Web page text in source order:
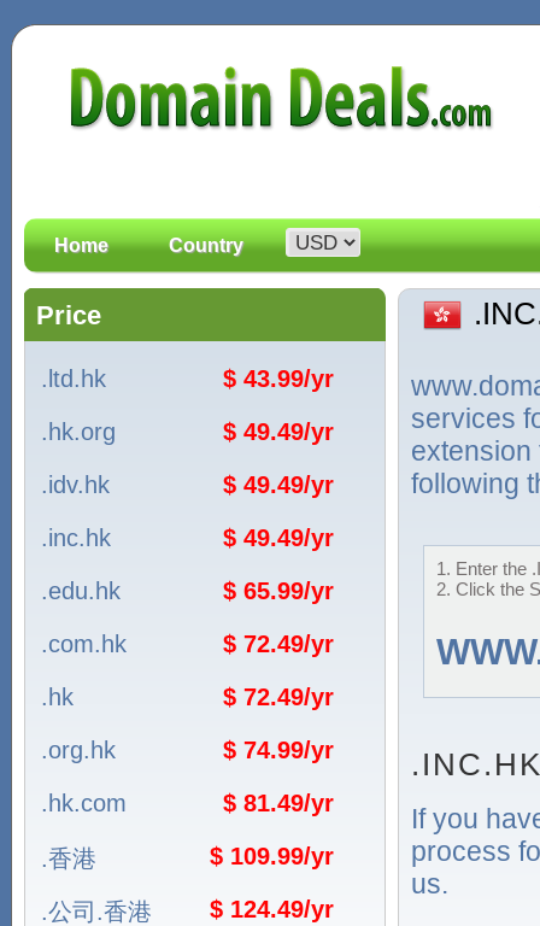
Home Country
Price
.ltd.hk
$ 43.99/yr
.hk.org
$ 49.49/yr
.idv.hk
$ 49.49/yr
.inc.hk
$ 49.49/yr
.edu.hk
$ 65.99/yr
.com.hk
$ 72.49/yr
.hk
$ 72.49/yr
.org.hk
$ 74.99/yr
.hk.com
$ 81.49/yr
.香港 $ 109.99/yr
.公司.香港 $ 124.49/yr
services
extension
following
1. Enter the
2. Click the
If you
process
us.